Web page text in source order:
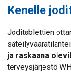
Kenelle
Joditablettien
ja raskaana
terveysjärjestö